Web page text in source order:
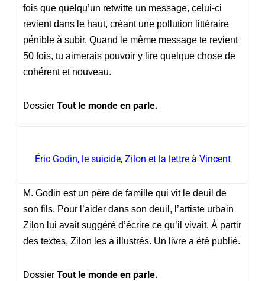
fois que quelqu’un retwitte un message, celui-ci
revient dans le haut, créant une pollution littéraire
pénible à subir. Quand le même message te revient
50 fois, tu aimerais pouvoir y lire quelque chose de
cohérent et nouveau.
DossierTout le monde en parle.
Éric Godin, le suicide, Zilon et la lettre à Vincent
M. Godin est un père de famille qui vit le deuil de
son fils. Pour l’aider dans son deuil, l’artiste urbain
Zilon lui avait suggéré d’écrire ce qu’il vivait. À partir
des textes, Zilon les a illustrés. Un livre a été publié.
DossierTout le monde en parle.